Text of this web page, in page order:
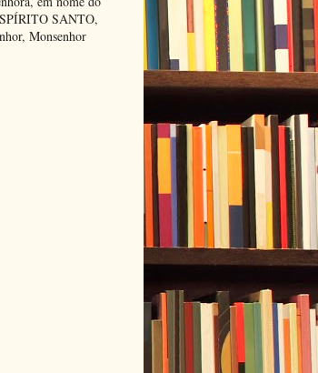
SANTO,
Monsenhor